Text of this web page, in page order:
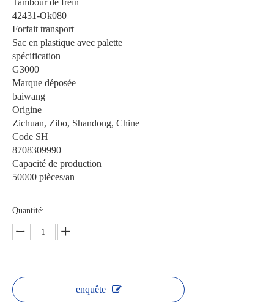
Tambour de frein
42431-Ok080
Forfait transport
Sac en plastique avec palette
spécification
G3000
Marque déposée
baiwang
Origine
Zichuan, Zibo, Shandong, Chine
Code SH
8708309990
Capacité de production
50000 pièces/an
Quantité:
enquête